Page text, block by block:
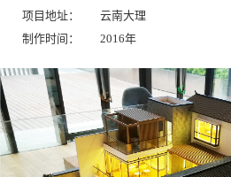
项目地址：
云南大理
制作时间：
2016年